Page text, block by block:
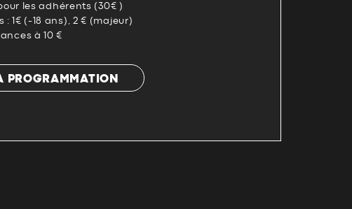
les adhérents (30€ )
1€ (-18 ans), 2 € (majeur)
à 10 €
PROGRAMMATION